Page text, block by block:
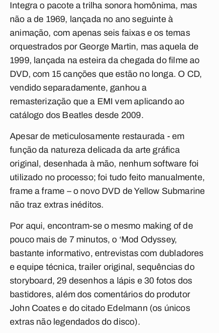
Integra o pacote a trilha sonora homônima, mas
não a de 1969, lançada no ano seguinte à
animação, com apenas seis faixas e os temas
orquestrados por George Martin, mas aquela de
1999, lançada na esteira da chegada do filme ao
DVD, com 15 canções que estão no longa. O CD,
vendido separadamente, ganhou a
remasterização que a EMI vem aplicando ao
catálogo dos Beatles desde 2009.
Apesar de meticulosamente restaurada - em
função da natureza delicada da arte gráfica
original, desenhada à mão, nenhum software foi
utilizado no processo; foi tudo feito manualmente,
frame a frame – o novo DVD de Yellow Submarine
não traz extras inéditos.
Por aqui, encontram-se o mesmo making of de
pouco mais de 7 minutos, o ‘Mod Odyssey,
bastante informativo, entrevistas com dubladores
e equipe técnica, trailer original, sequências do
storyboard, 29 desenhos a lápis e 30 fotos dos
bastidores, além dos comentários do produtor
John Coates e do citado Edelmann (os únicos
extras não legendados do disco).